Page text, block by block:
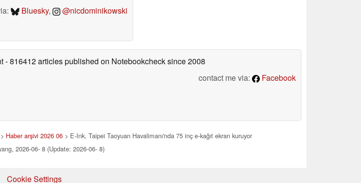
Bluesky, @nicdominikowski
- 816412 articles published on Notebookchecksince 2008
contact me via:
Facebook
> Haber arşivi 2026 06 > E-Ink, Taipei Taoyuan Havalimanı'nda 75 inç e-kağıt ekran kuruyor
2026-06- 8 (Update: 2026-06- 8)
Cookie Settings